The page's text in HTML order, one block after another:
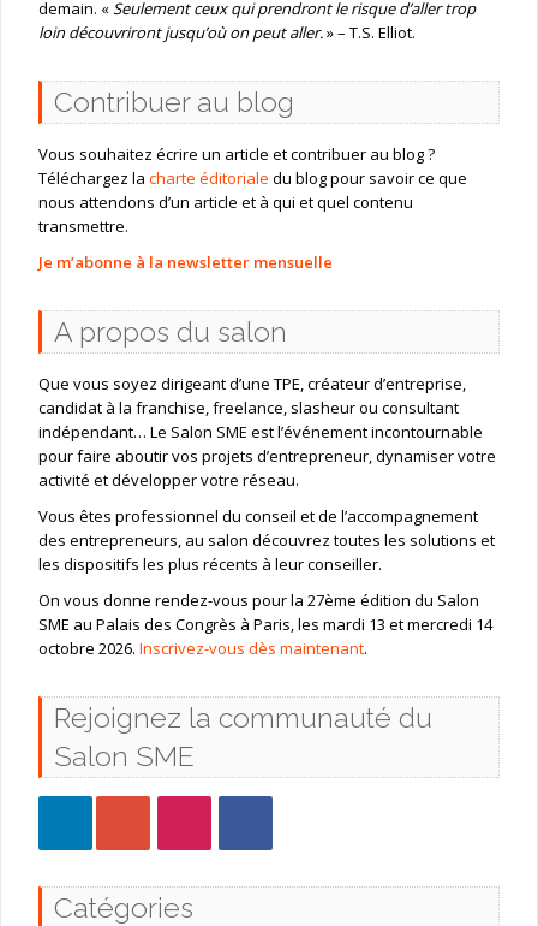
demain. «Seulement ceux qui prendront le risque d’aller trop
loin découvriront jusqu’où on peut aller.» – T.S. Elliot.
Contribuer au blog
Vous souhaitez écrire un article et contribuer au blog ?
Téléchargez la charte éditoriale du blog pour savoir ce que
nous attendons d’un article et à qui et quel contenu
transmettre.
Je m’abonne à la newsletter mensuelle
A propos du salon
Que vous soyez dirigeant d’une TPE, créateur d’entreprise,
candidat à la franchise, freelance, slasheur ou consultant
indépendant… Le Salon SME est l’événement incontournable
pour faire aboutir vos projets d’entrepreneur, dynamiser votre
activité et développer votre réseau.
Vous êtes professionnel du conseil et de l’accompagnement
des entrepreneurs, au salon découvrez toutes les solutions et
les dispositifs les plus récents à leur conseiller.
On vous donne rendez-vous pour la 27ème édition du Salon
SME au Palais des Congrès à Paris, les mardi 13 et mercredi 14
octobre 2026. Inscrivez-vous dès maintenant.
Rejoignez la communauté du
Salon SME
Catégories